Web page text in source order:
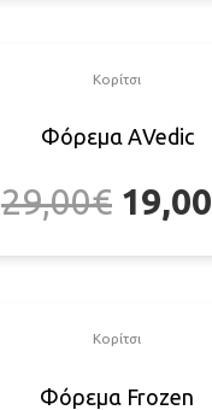
Κορίτσι
Φόρεμα ΑVedic
29,00€ 19,00
Κορίτσι
Φόρεμα Frozen